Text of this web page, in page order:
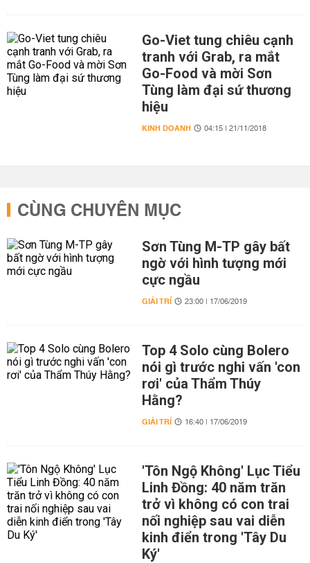
Go-Viet tung chiêu cạnh
tranh với Grab, ra mắt
Go-Food và mời Sơn
Tùng làm đại sứ thương
hiệu
KINH DOANH 04:15 | 21/11/2018
CÙNG CHUYÊN MỤC
Sơn Tùng M-TP gây bất
ngờ với hình tượng mới
cực ngầu
GIẢI TRÍ 23:00 | 17/06/2019
Top 4 Solo cùng Bolero
nói gì trước nghi vấn 'con
rơi' của Thẩm Thúy
Hằng?
GIẢI TRÍ 16:40 | 17/06/2019
'Tôn Ngộ Không' Lục Tiểu
Linh Đồng: 40 năm trăn
trở vì không có con trai
nối nghiệp sau vai diễn
kinh điển trong 'Tây Du
Ký'